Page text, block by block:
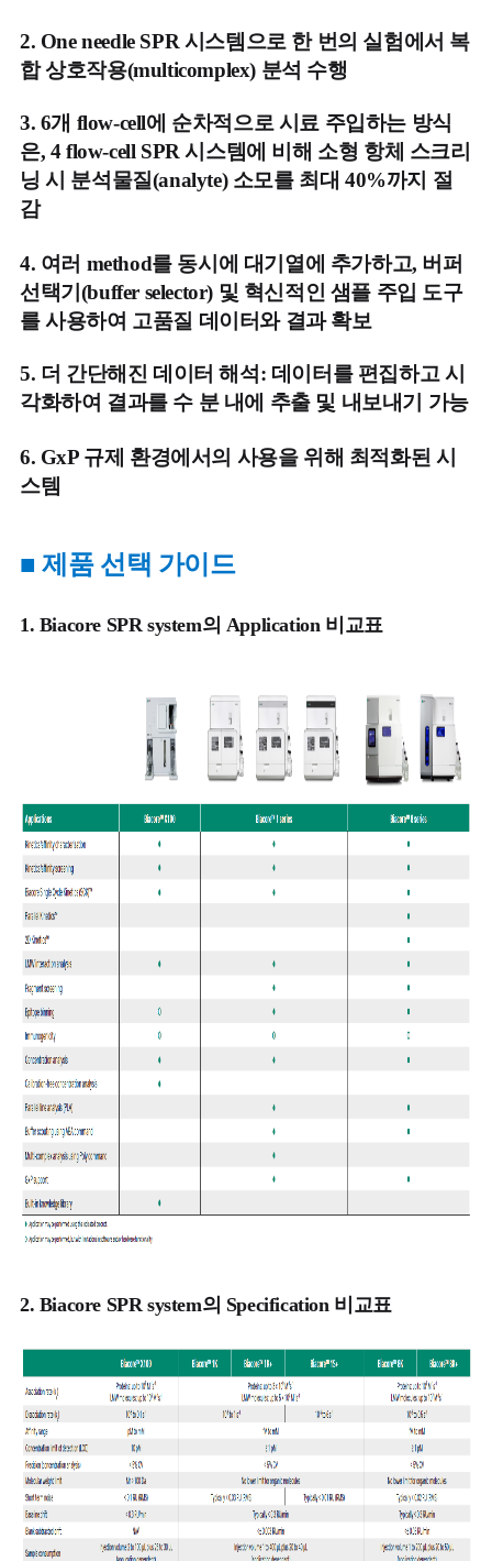
2. One needle SPR 시스템으로 한 번의 실험에서 복
합 상호작용(multicomplex) 분석 수행
3. 6개 flow-cell에 순차적으로 시료 주입하는 방식
은, 4 flow-cell SPR 시스템에 비해 소형 항체 스크리
닝 시 분석물질(analyte) 소모를 최대 40%까지 절
감
4. 여러 method를 동시에 대기열에 추가하고, 버퍼
선택기(buffer selector) 및 혁신적인 샘플 주입 도구
를 사용하여 고품질 데이터와 결과 확보
5. 더 간단해진 데이터 해석: 데이터를 편집하고 시
각화하여 결과를 수 분 내에 추출 및 내보내기 가능
6. GxP 규제 환경에서의 사용을 위해 최적화된 시
스템
■제품 선택 가이드
1. Biacore SPR system의 Application 비교표
2. Biacore SPR system의 Specification 비교표